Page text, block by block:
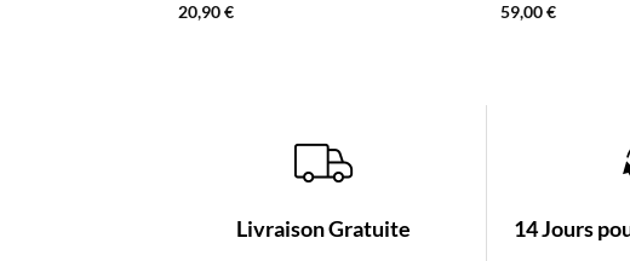
20,90€ 59,00€
Livraison Gratuite 14 Jours